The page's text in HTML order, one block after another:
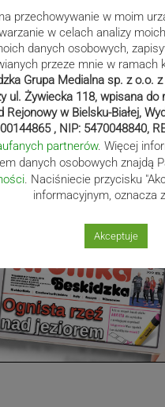
przechowywanie w moim
w celach analizy
danych osobowych,
przeze mnie w ramach
Grupa Medialna sp. z o.o.
ul. Żywiecka 118, wpisana
Rejonowy w Bielsku-Białej,
, NIP: 5470048840,
partnerów. Więcej
danych osobowych znajdą
. Naciśniecie przycisku
informacyjnym, oznacza
Akceptuje